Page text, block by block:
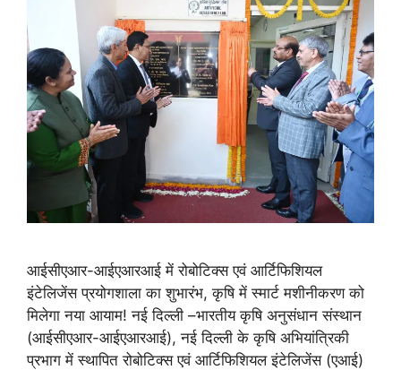
आईसीएआर-आईएआरआई में रोबोटिक्स एवं आर्टिफिशियल
इंटेलिजेंस प्रयोगशाला का शुभारंभ, कृषि में स्मार्ट मशीनीकरण को
मिलेगा नया आयाम! नई दिल्ली –भारतीय कृषि अनुसंधान संस्थान
(आईसीएआर-आईएआरआई), नई दिल्ली के कृषि अभियांत्रिकी
प्रभाग में स्थापित रोबोटिक्स एवं आर्टिफिशियल इंटेलिजेंस (एआई)